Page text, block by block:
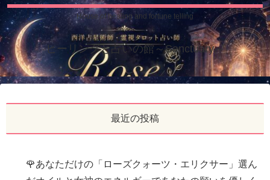
House of healing and fortune telling
ヒーリングと占いの館～Sanctuary～
最近の投稿
🌹あなただけの「ローズクォーツ・エリクサー」選ん